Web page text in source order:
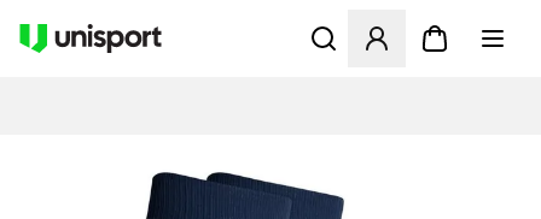
Åbner en Modal til at